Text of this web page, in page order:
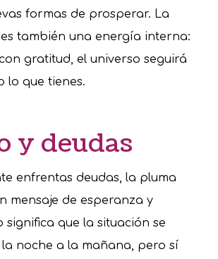
formas de prosperar. La
también una energía interna:
gratitud, el universo seguirá
lo que tienes.
y deudas
enfrentas deudas, la pluma
mensaje de esperanza y
significa que la situación se
noche a la mañana, pero sí